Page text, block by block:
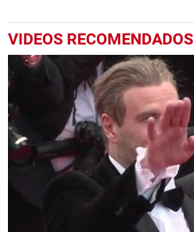
VIDEOS RECOMENDADOS